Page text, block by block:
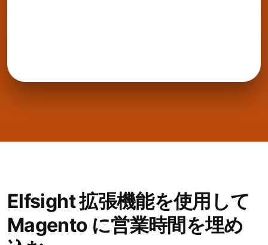
Elfsight 拡張機能を使用して
Magento に営業時間を埋め